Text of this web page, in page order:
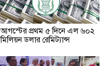
আগস্টের প্রথম ৫ দিনে এল ৬০২
মিলিয়ন ডলার রেমিট্যান্স